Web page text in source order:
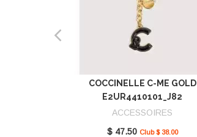
COCCINELLE C-ME GOLD
E2UR4410101_J82
ACCESSOIRES
$ 47.50 Club $ 38.00